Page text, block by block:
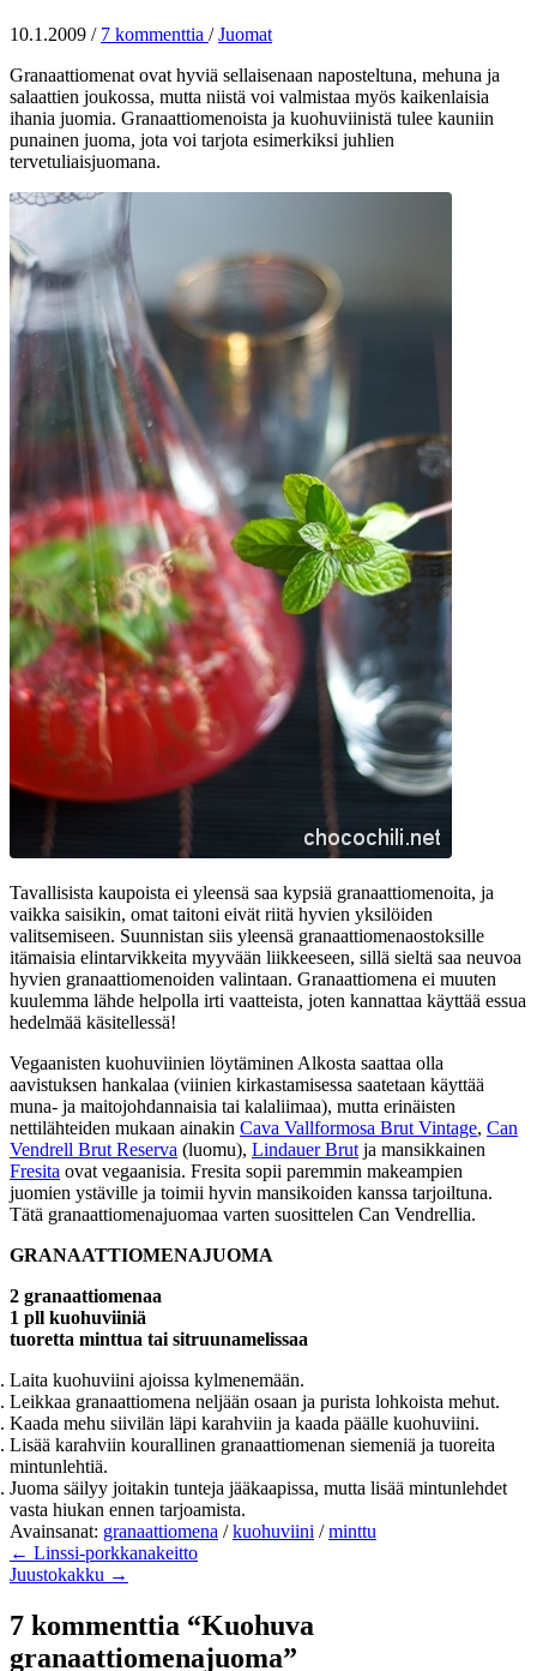
10.1.2009 / 7 kommenttia / Juomat
Granaattiomenat ovat hyviä sellaisenaan naposteltuna, mehuna ja
salaattien joukossa, mutta niistä voi valmistaa myös kaikenlaisia
ihania juomia. Granaattiomenoista ja kuohuviinistä tulee kauniin
punainen juoma, jota voi tarjota esimerkiksi juhlien
tervetuliaisjuomana.
Tavallisista kaupoista ei yleensä saa kypsiä granaattiomenoita, ja
vaikka saisikin, omat taitoni eivät riitä hyvien yksilöiden
valitsemiseen. Suunnistan siis yleensä granaattiomenaostoksille
itämaisia elintarvikkeita myyvään liikkeeseen, sillä sieltä saa neuvoa
hyvien granaattiomenoiden valintaan. Granaattiomena ei muuten
kuulemma lähde helpolla irti vaatteista, joten kannattaa käyttää essua
hedelmää käsitellessä!
Vegaanisten kuohuviinien löytäminen Alkosta saattaa olla
aavistuksen hankalaa (viinien kirkastamisessa saatetaan käyttää
muna- ja maitojohdannaisia tai kalaliimaa), mutta erinäisten
nettilähteiden mukaan ainakin Cava Vallformosa Brut Vintage, Can
Vendrell Brut Reserva (luomu), Lindauer Brut ja mansikkainen
Fresita ovat vegaanisia. Fresita sopii paremmin makeampien
juomien ystäville ja toimii hyvin mansikoiden kanssa tarjoiltuna.
Tätä granaattiomenajuomaa varten suosittelen Can Vendrellia.
GRANAATTIOMENAJUOMA
2 granaattiomenaa
1 pll kuohuviiniä
tuoretta minttua tai sitruunamelissaa
Laita kuohuviini ajoissa kylmenemään.
Leikkaa granaattiomena neljään osaan ja purista lohkoista mehut.
Kaada mehu siivilän läpi karahviin ja kaada päälle kuohuviini.
Lisää karahviin kourallinen granaattiomenan siemeniä ja tuoreita
mintunlehtiä.
Juoma säilyy joitakin tunteja jääkaapissa, mutta lisää mintunlehdet
vasta hiukan ennen tarjoamista.
Avainsanat: granaattiomena /kuohuviini /minttu
← Linssi-porkkanakeitto
Juustokakku →
7 kommenttia “Kuohuva
granaattiomenajuoma”